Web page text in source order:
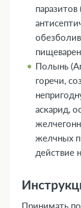
Полынь
горечи,
аскарид,
желчных
действие
Принимать